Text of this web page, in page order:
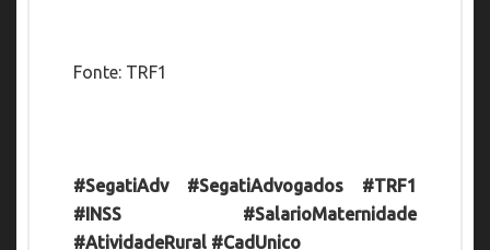
Fonte: TRF1
#SegatiAdv #SegatiAdvogados #TRF1
#INSS #SalarioMaternidade
#AtividadeRural #CadUnico